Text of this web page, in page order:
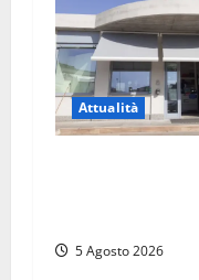
Attualità
5 Agosto 2026